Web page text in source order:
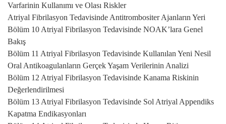
Varfarinin Kullanımı ve Olası Riskler
Atriyal Fibrilasyon Tedavisinde Antitrombositer Ajanların Yeri
Bölüm 10 Atriyal Fibrilasyon Tedavisinde NOAK’lara Genel
Bakış
Bölüm 11 Atriyal Fibrilasyon Tedavisinde Kullanılan Yeni Nesil
Oral Antikoagulanların Gerçek Yaşam Verilerinin Analizi
Bölüm 12 Atriyal Fibrilasyon Tedavisinde Kanama Riskinin
Değerlendirilmesi
Bölüm 13 Atriyal Fibrilasyon Tedavisinde Sol Atriyal Appendiks
Kapatma Endikasyonları